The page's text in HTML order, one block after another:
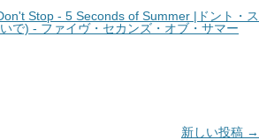
Stop - 5 Seconds of Summer |ドント・ス
で) - ファイヴ・セカンズ・オブ・サマー
新しい投稿 →